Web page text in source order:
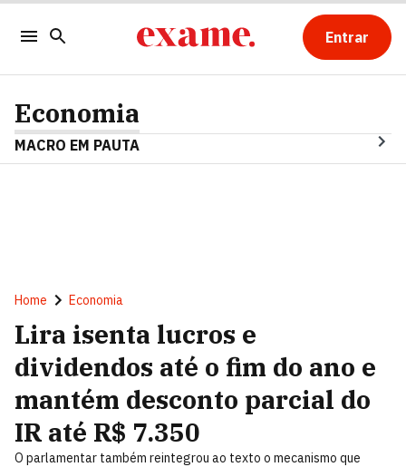
Entrar
Economia
MACRO EM PAUTA
Home Economia
Lira isenta lucros e
dividendos até o fim do ano e
mantém desconto parcial do
IR até R$ 7.350
O parlamentar também reintegrou ao texto o mecanismo que